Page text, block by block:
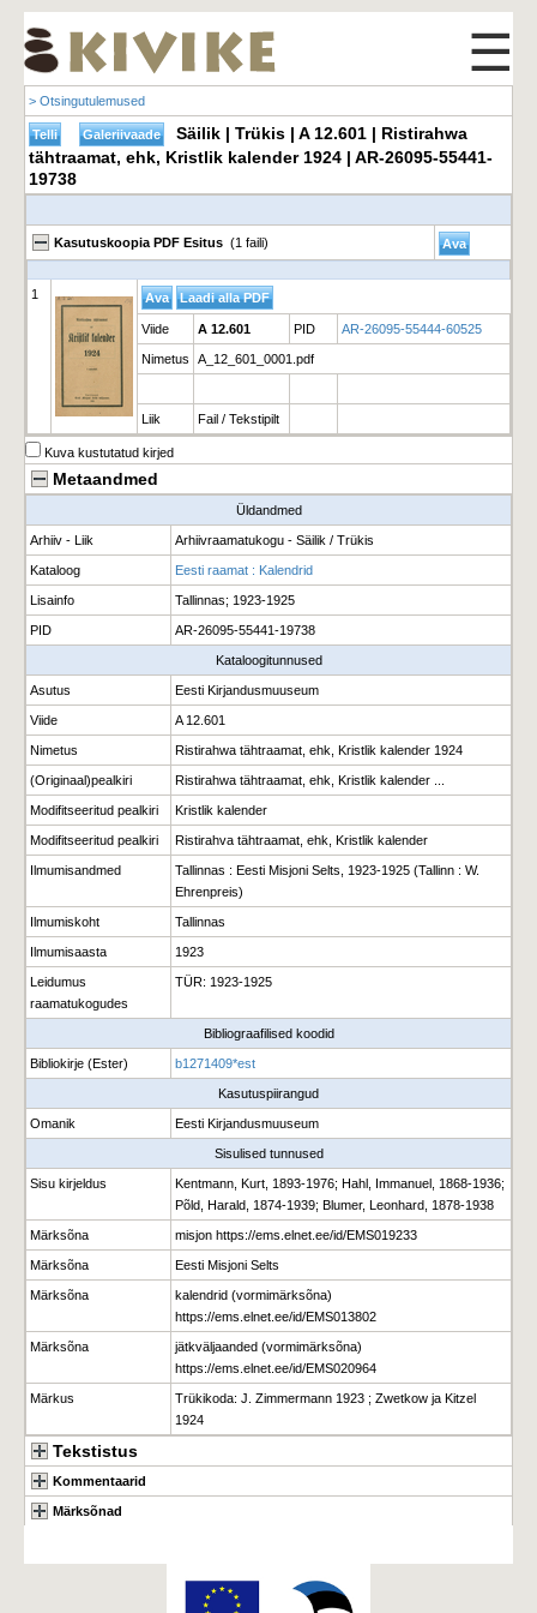
☰
> Otsingutulemused
Säilik | Trükis | A 12.601 | Ristirahwa
tähtraamat, ehk, Kristlik kalender 1924 | AR-26095-55441-
19738
Kasutuskoopia PDF Esitus (1 faili)
1
Viide A 12.601 PID AR-26095-55444-60525
Nimetus A_12_601_0001.pdf
Liik Fail / Tekstipilt
Kuva kustutatud kirjed
Metaandmed
Üldandmed
Arhiiv - Liik Arhiivraamatukogu - Säilik / Trükis
Kataloog Eesti raamat : Kalendrid
Lisainfo Tallinnas; 1923-1925
PID AR-26095-55441-19738
Kataloogitunnused
Asutus Eesti Kirjandusmuuseum
Viide A 12.601
Nimetus Ristirahwa tähtraamat, ehk, Kristlik kalender 1924
(Originaal)pealkiri Ristirahwa tähtraamat, ehk, Kristlik kalender ...
Modifitseeritud pealkiri Kristlik kalender
Modifitseeritud pealkiri Ristirahva tähtraamat, ehk, Kristlik kalender
Ilmumisandmed
Tallinnas : Eesti Misjoni Selts, 1923-1925 (Tallinn : W.
Ehrenpreis)
Ilmumiskoht Tallinnas
Ilmumisaasta 1923
Leidumus
raamatukogudes
TÜR: 1923-1925
Bibliograafilised koodid
Bibliokirje (Ester) b1271409*est
Kasutuspiirangud
Omanik Eesti Kirjandusmuuseum
Sisulised tunnused
Sisu kirjeldus
Kentmann, Kurt, 1893-1976; Hahl, Immanuel, 1868-1936;
Põld, Harald, 1874-1939; Blumer, Leonhard, 1878-1938
Märksõna misjon https://ems.elnet.ee/id/EMS019233
Märksõna Eesti Misjoni Selts
Märksõna
kalendrid (vormimärksõna)
https://ems.elnet.ee/id/EMS013802
Märksõna
jätkväljaanded (vormimärksõna)
https://ems.elnet.ee/id/EMS020964
Märkus
Trükikoda: J. Zimmermann 1923 ; Zwetkow ja Kitzel
1924
Tekstistus
Kommentaarid
Märksõnad